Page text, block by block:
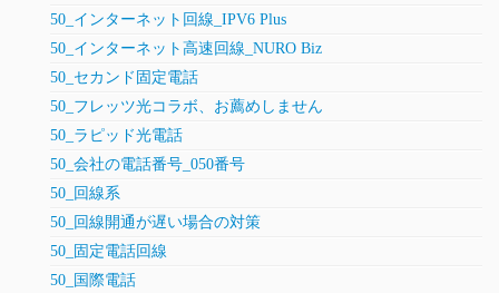
50_インターネット回線_IPV6 Plus
50_インターネット高速回線_NURO Biz
50_セカンド固定電話
50_フレッツ光コラボ、お薦めしません
50_ラピッド光電話
50_会社の電話番号_050番号
50_回線系
50_回線開通が遅い場合の対策
50_固定電話回線
50_国際電話